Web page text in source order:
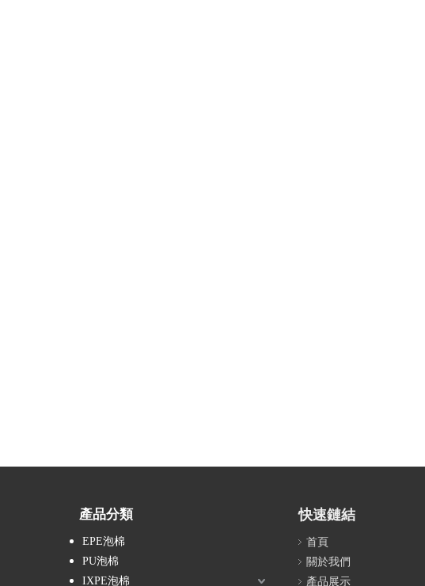
產品分類
EPE泡棉
PU泡棉
IXPE泡棉
快速鏈結
首頁
關於我們
產品展示